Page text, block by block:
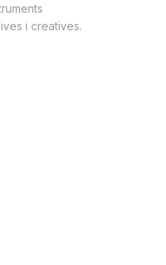
i creatives.